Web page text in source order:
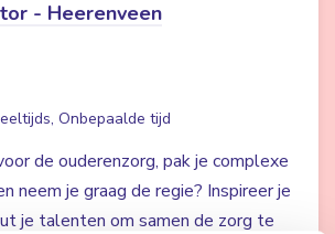
- Heerenveen
Onbepaalde tijd
de ouderenzorg, pak je complexe
neem je graag de regie? Inspireer je
je talenten om samen de zorg te